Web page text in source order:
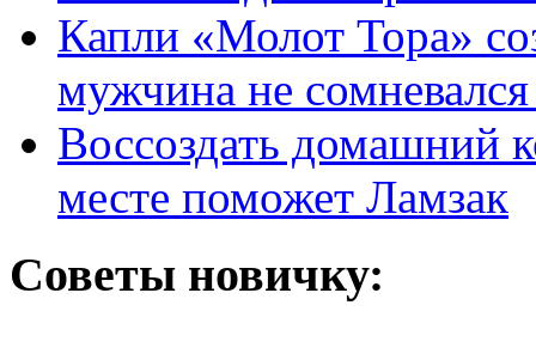
Капли «Молот Тора»
мужчина не
Воссоздать домашний
месте поможет Ламзак
Советы новичку: